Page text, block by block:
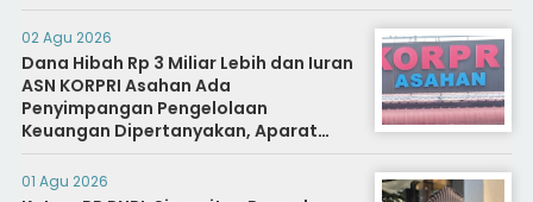
02 Agu 2026
Dana Hibah Rp 3 Miliar Lebih dan Iuran
ASN KORPRI Asahan Ada
Penyimpangan Pengelolaan
Keuangan Dipertanyakan, Aparat
Diminta Segera Usut
01 Agu 2026